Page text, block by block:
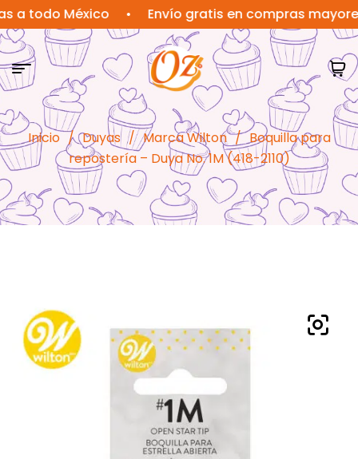
México • Envío gratis en compras mayores a
Inicio / Duyas / Marca Wilton / Boquilla para
repostería – Duya No. 1M (418-2110)